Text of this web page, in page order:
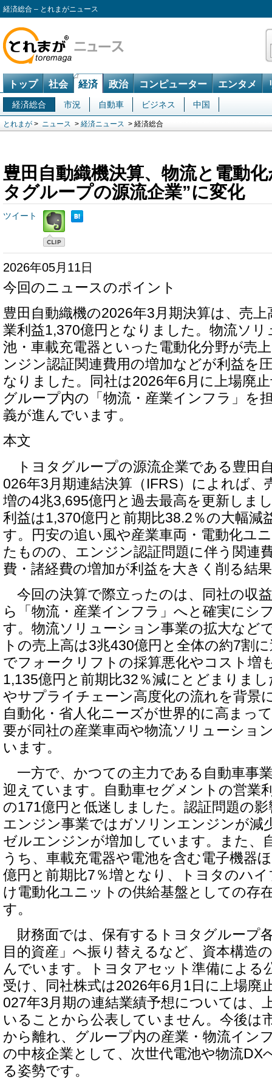
経済総合 – とれまがニュース
トップ 社会 経済 政治 コンピューター エンタメ
経済総合 市況 自動車 ビジネス 中国
とれまが > ニュース > 経済ニュース > 経済総合
豊田自動織機決算、物流と電動
タグループの源流企業”に変化
ツイート
2026年05月11日
今回のニュースのポイント
豊田自動織機の2026年3月期決算は、売
業利益1,370億円となりました。物流ソ
池・車載充電器といった電動化分野が売
ンジン認証関連費用の増加などが利益を
なりました。同社は2026年6月に上場廃
グループ内の「物流・産業インフラ」を
義が進んでいます。
本文
トヨタグループの源流企業である豊田
026年3月期連結決算（IFRS）によれば、
増の4兆3,695億円と過去最高を更新しま
利益は1,370億円と前期比38.2％の大幅減
す。円安の追い風や産業車両・電動化ユ
たものの、エンジン認証問題に伴う関連
費・諸経費の増加が利益を大きく削る結
今回の決算で際立ったのは、同社の収
ら「物流・産業インフラ」へと確実にシ
す。物流ソリューション事業の拡大など
トの売上高は3兆430億円と全体の約7割
でフォークリフトの採算悪化やコスト増
1,135億円と前期比32％減にとどまりま
やサプライチェーン高度化の流れを背景
自動化・省人化ニーズが世界的に高まっ
要が同社の産業車両や物流ソリューショ
います。
一方で、かつての主力である自動車事
迎えています。自動車セグメントの営業
の171億円と低迷しました。認証問題の
エンジン事業ではガソリンエンジンが減
ゼルエンジンが増加しています。また、
うち、車載充電器や電池を含む電子機器
億円と前期比7％増となり、トヨタのハ
け電動化ユニットの供給基盤としての存
す。
財務面では、保有するトヨタグループ
目的資産」へ振り替えるなど、資本構造
んでいます。トヨタアセット準備による
受け、同社株式は2026年6月1日に上場廃
027年3月期の連結業績予想については、
いることから公表していません。今後は
から離れ、グループ内の産業・物流イン
の中核企業として、次世代電池や物流DX
る姿勢です。